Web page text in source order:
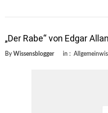
„Der Rabe“ von Edgar
By Wissensblogger in :